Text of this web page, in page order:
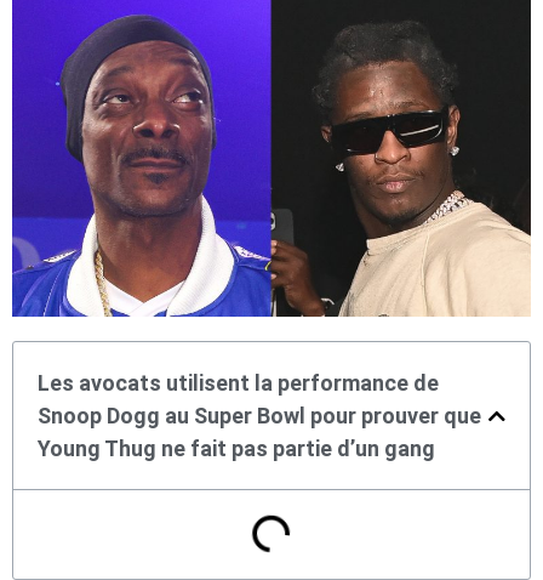
Les avocats utilisent la performance de
Snoop Dogg au Super Bowl pour prouver que
Young Thug ne fait pas partie d’un gang